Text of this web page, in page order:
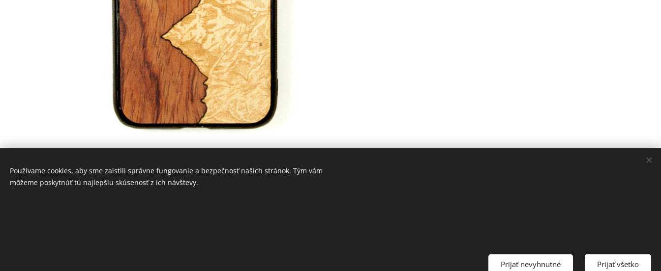
Používame cookies, aby sme zaistili správne fungovanie a bezpečnosť našich stránok. Tým vám
môžeme poskytnúť tú najlepšiu skúsenosť z ich návštevy.
Prijať nevyhnutné Prijať všetko